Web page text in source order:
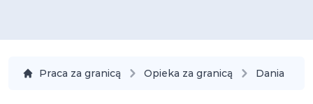
Praca za granicą Opieka za granicą Dania